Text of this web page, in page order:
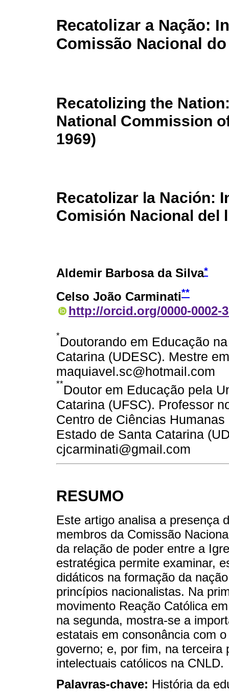
Recatolizar a Nação:
Comissão Nacional
Recatolizing the
National Commission
1969)
Recatolizar la Nación:
Comisión Nacional del
Aldemir Barbosa da Silva*
Celso João Carminati**
http://orcid.org/0000-0002-
*Doutorando em Educação
Catarina (UDESC). Mestre
maquiavel.sc@hotmail.com
**Doutor em Educação pela
Catarina (UFSC). Professor
Centro de Ciências
Estado de Santa Catarina
cjcarminati@gmail.com
RESUMO
Este artigo analisa a presença
membros da Comissão
da relação de poder entre a
estratégica permite examinar,
didáticos na formação da
princípios nacionalistas. Na
movimento Reação Católica
na segunda, mostra-se a
estatais em consonância com
governo; e, por fim, na terceira
intelectuais católicos na CNLD.
Palavras-chave: História da